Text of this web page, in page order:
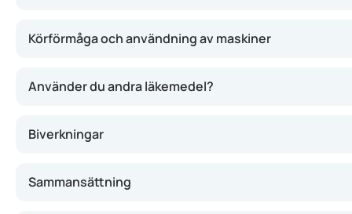
Körförmåga och användning av maskiner
Använder du andra läkemedel?
Biverkningar
Sammansättning